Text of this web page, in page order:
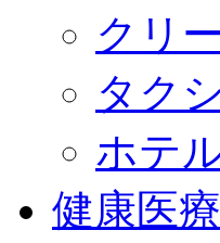
クリ
タク
ホテ
健康医